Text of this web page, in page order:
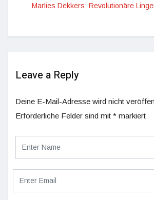
Marlies Dekkers: Revolutionäre
Leave a Reply
Deine E-Mail-Adresse wird nicht
Erforderliche Felder sind mit * markiert